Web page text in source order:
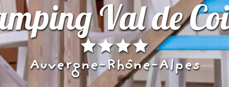
Val de
Auvergne-Rhône-Alpes